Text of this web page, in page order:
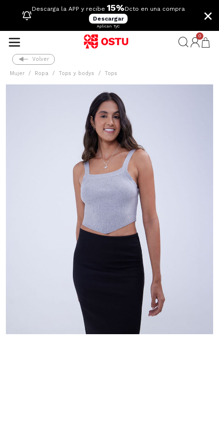
Descarga la APP y recibe 15%Dcto en una compra
Descargar
Aplican TyC
×
0
Volver
Mujer Ropa Tops y bodys Tops